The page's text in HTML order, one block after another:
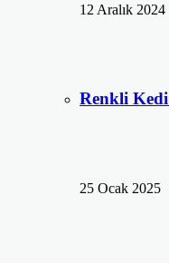
12 Aralık 2024
Renkli Kedi
25 Ocak 2025